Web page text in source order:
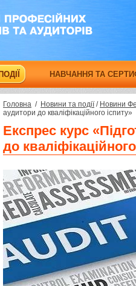
НАВЧАННЯ ТА
Головна / Новини та події/ Новини
аудитори до кваліфікаційного іспиту»
Експрес курс
до